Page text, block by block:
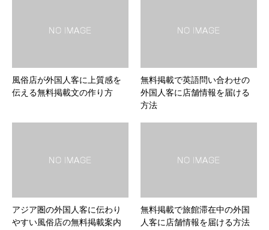
風俗店が外国人客に上質感を
伝える無料掲載文の作り方
無料掲載で英語問い合わせの
外国人客に店舗情報を届ける
方法
アジア圏の外国人客に伝わり
やすい風俗店の無料掲載案内
無料掲載で旅館滞在中の外国
人客に店舗情報を届ける方法